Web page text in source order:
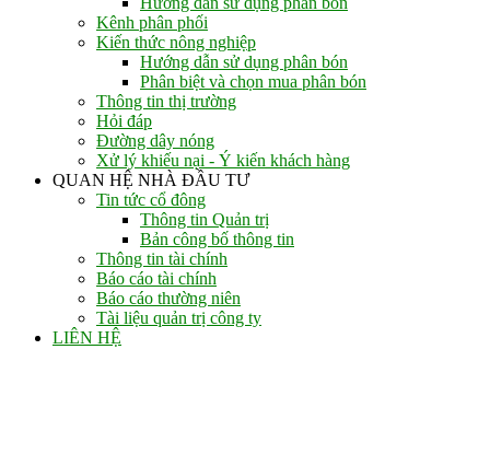
Kênh phân phối
Kiến thức nông nghiệp
Hướng dẫn sử dụng phân bón
Phân biệt và chọn mua phân bón
Thông tin thị trường
Hỏi đáp
Đường dây nóng
Xử lý khiếu nại - Ý kiến khách hàng
QUAN HỆ NHÀ ĐẦU TƯ
Tin tức cổ đông
Thông tin Quản trị
Bản công bố thông tin
Thông tin tài chính
Báo cáo tài chính
Báo cáo thường niên
Tài liệu quản trị công ty
LIÊN HỆ